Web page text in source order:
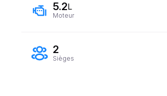
5.2L
Moteur
2
Sièges